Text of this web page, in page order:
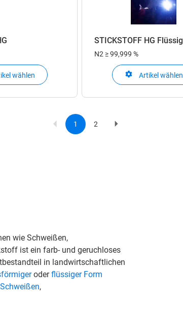
wählen
STICKSTOFF HG Flüssig
N2 ≥ 99,999 %
Artikel wählen
Current
page
1 Page
2
Next
wie Schweißen,
ist ein farb- und geruchloses
in landwirtschaftlichen
oderflüssiger Form
Schweißen,